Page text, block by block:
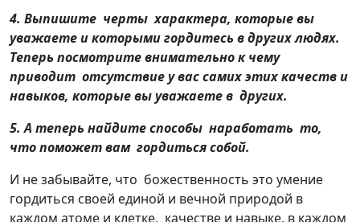
4. Выпишите черты характера, которые вы
уважаете и которыми гордитесь в других людях.
Теперь посмотрите внимательно к чему
приводит отсутствие у вас самих этих качеств и
навыков, которые вы уважаете в других.
5. А теперь найдите способы наработать то,
что поможет вам гордиться собой.
И не забывайте, что божественность это умение
гордиться своей единой и вечной природой в
каждом атоме и клетке, качестве и навыке, в каждом